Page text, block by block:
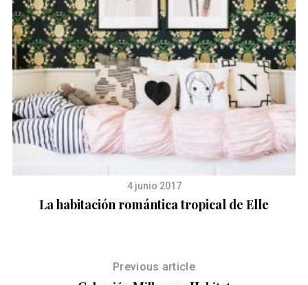
4 junio 2017
La habitación romántica tropical de Elle
Previous article